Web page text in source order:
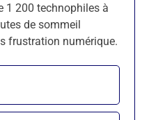
1 200 technophiles à
de sommeil
frustration numérique.